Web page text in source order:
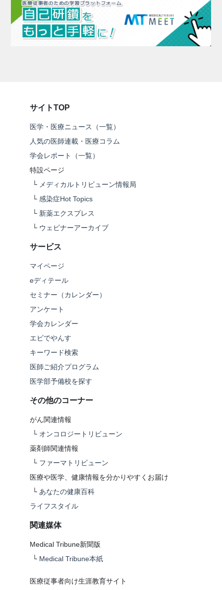
サイトTOP
医学・医療ニュース（一覧）
人気の医師連載・医療コラム
学会レポート（一覧）
特設ページ
└ メディカルトリビューン情報局
└ 感染症Hot Topics
└ 新薬エクスプレス
└ ウェビナーアーカイブ
サービス
マイページ
eディテール
セミナー（カレンダー）
アンケート
学会カレンダー
エビでやんす
キーワード検索
医師ご紹介プログラム
医学部予備校を探す
その他のコーナー
がん関連情報
└ オンコロジートリビューン
薬剤師関連情報
└ ファーマトリビューン
医療や医学、健康情報を分かりやすくお届け
└ あなたの健康百科
ライフスタイル
関連媒体
Medical Tribune新聞版
└ Medical Tribune本紙
医療従事者向け生涯教育サイト